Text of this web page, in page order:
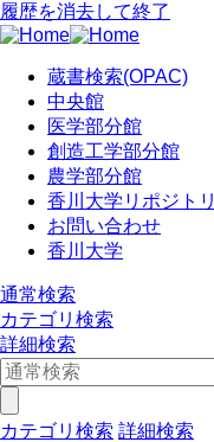
履歴を消去して終了
蔵書検索(OPAC)
中央館
医学部分館
創造工学部分館
農学部分館
香川大学リポジトリ
お問い合わせ
香川大学
通常検索
カテゴリ検索
詳細検索
カテゴリ検索 詳細検索